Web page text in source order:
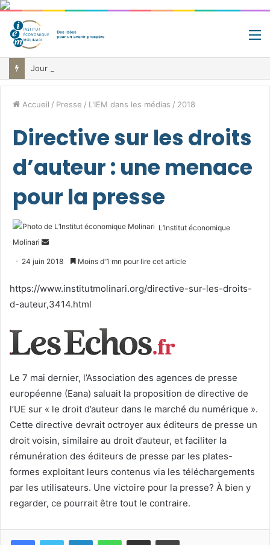
Accueil / Presse / L'IEM dans les médias / 2018
Directive sur les droits
d’auteur : une menace
pour la presse
L’Institut économique
Molinari
Envoyer
24 juin 2018 Moins d'1 mn pour lire cet article
https://www.institutmolinari.org/directive-sur-les-droits-
d-auteur,3414.html
Le 7 mai dernier, l’Association des agences de presse
européenne (Eana) saluait la proposition de directive de
l’UE sur « le droit d’auteur dans le marché du numérique ».
Cette directive devrait octroyer aux éditeurs de presse un
droit voisin, similaire au droit d’auteur, et faciliter la
rémunération des éditeurs de presse par les plates-
formes exploitant leurs contenus via les téléchargements
par les utilisateurs. Une victoire pour la presse? À bien y
regarder, ce pourrait être tout le contraire.
FacebookTwitter LinkedinWhatsApp
Partagez par mail Imprimez